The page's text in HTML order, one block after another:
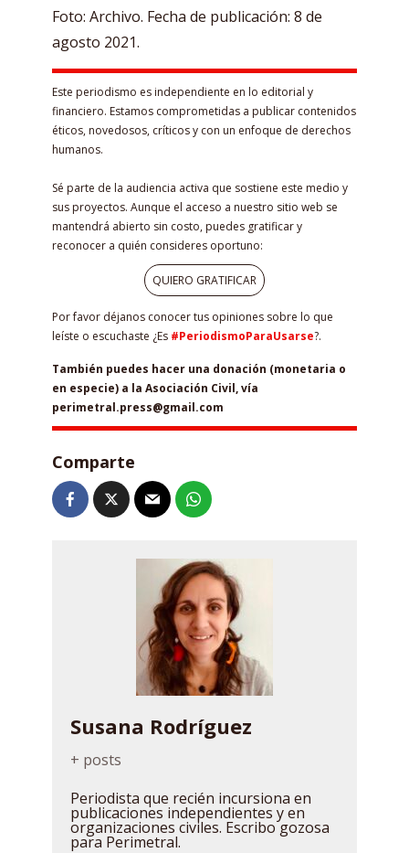
Foto: Archivo. Fecha de publicación: 8 de
agosto 2021.
Este periodismo es independiente en lo editorial y
financiero. Estamos comprometidas a publicar contenidos
éticos, novedosos, críticos y con un enfoque de derechos
humanos.
Sé parte de la audiencia activa que sostiene este medio y
sus proyectos. Aunque el acceso a nuestro sitio web se
mantendrá abierto sin costo, puedes gratificar y
reconocer a quién consideres oportuno:
QUIERO GRATIFICAR
Por favor déjanos conocer tus opiniones sobre lo que
leíste o escuchaste ¿Es #PeriodismoParaUsarse?.
También puedes hacer una donación (monetaria o
en especie) a la Asociación Civil, vía
perimetral.press@gmail.com
Comparte
Susana Rodríguez
+ posts
Periodista que recién incursiona en
publicaciones independientes y en
organizaciones civiles. Escribo gozosa
para Perimetral.